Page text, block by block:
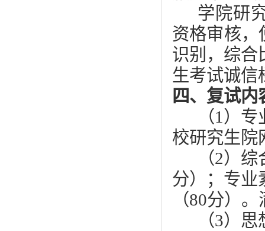
学院研
资格审核，
识别，综合
生考试诚信
四、复试内
（1）
校研究生院
（2）
分）；专业
（80分）
（3）